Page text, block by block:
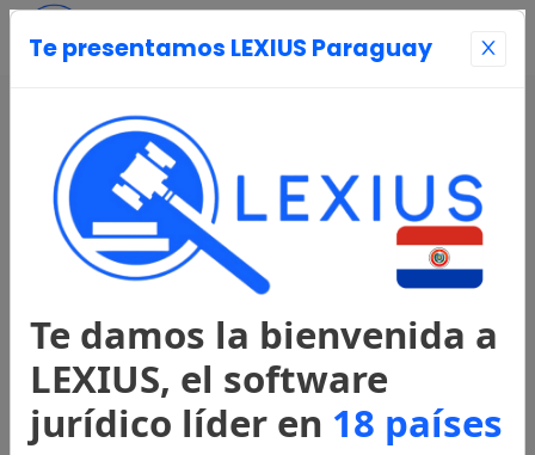
Te presentamos LEXIUS Paraguay
Te damos la bienvenida a
LEXIUS, el software
jurídico líder en 18 países
Página Principal
Entrar
Registrarse
Legislación
Constitución